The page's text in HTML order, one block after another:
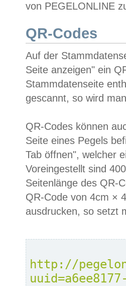
von PEGELONLINE
QR-Codes
Auf der
Seite anzeigen" ein
Stammdatenseite
gescannt, so wird
QR-Codes können
Seite eines Pegels
Tab öffnen", welcher
Voreingestellt sind
Seitenlänge des QR-
QR-Code von 4cm ×
ausdrucken, so setzt
http://